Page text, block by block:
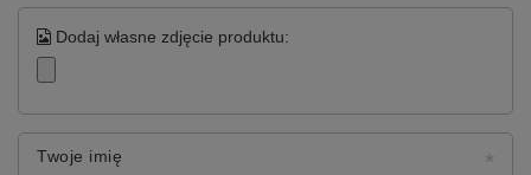
Dodaj własne zdjęcie produktu:
Twoje imię